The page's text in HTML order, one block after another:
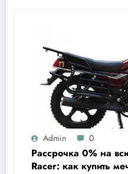
Admin 0
Рассрочка 0% на
Racer: как купить